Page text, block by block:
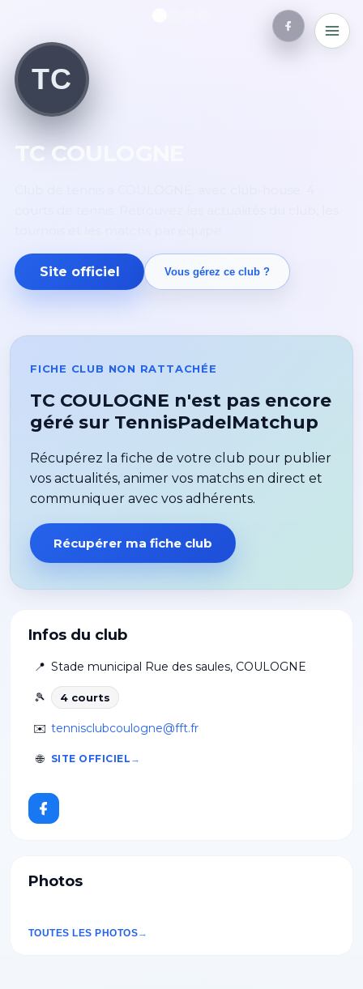
TC
TC COULOGNE
Site officiel Vous gérez ce club ?
Infos du club
📍 Stade municipal Rue des saules, COULOGNE
🎾 4 courts
✉️ tennisclubcoulogne@fft.fr
🌐 SITE OFFICIEL
Photos
TOUTES LES PHOTOS
FICHE CLUB NON RATTACHÉE
TC COULOGNE n'est pas encore
géré sur TennisPadelMatchup
Récupérez la fiche de votre club pour publier
vos actualités, animer vos matchs en direct et
communiquer avec vos adhérents.
Récupérer ma fiche club